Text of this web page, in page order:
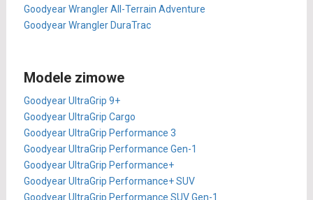
Goodyear Wrangler All-Terrain Adventure
Goodyear Wrangler DuraTrac
Modele zimowe
Goodyear UltraGrip 9+
Goodyear UltraGrip Cargo
Goodyear UltraGrip Performance 3
Goodyear UltraGrip Performance Gen-1
Goodyear UltraGrip Performance+
Goodyear UltraGrip Performance+ SUV
Goodyear UltraGrip Performance SUV Gen-1